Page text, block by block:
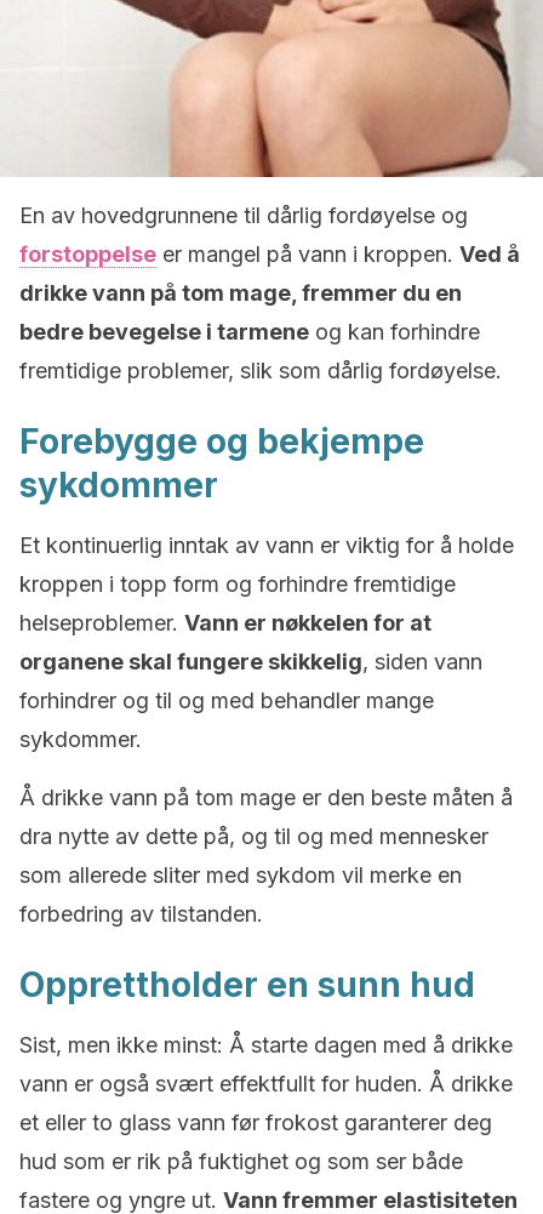
En av hovedgrunnene til dårlig fordøyelse og
forstoppelse er mangel på vann i kroppen. Ved å
drikke vann på tom mage, fremmer du en
bedre bevegelse i tarmene og kan forhindre
fremtidige problemer, slik som dårlig fordøyelse.
Forebygge og bekjempe
sykdommer
Et kontinuerlig inntak av vann er viktig for å holde
kroppen i topp form og forhindre fremtidige
helseproblemer. Vann er nøkkelen for at
organene skal fungere skikkelig, siden vann
forhindrer og til og med behandler mange
sykdommer.
Å drikke vann på tom mage er den beste måten å
dra nytte av dette på, og til og med mennesker
som allerede sliter med sykdom vil merke en
forbedring av tilstanden.
Opprettholder en sunn hud
Sist, men ikke minst: Å starte dagen med å drikke
vann er også svært effektfullt for huden. Å drikke
et eller to glass vann før frokost garanterer deg
hud som er rik på fuktighet og som ser både
fastere og yngre ut. Vann fremmer elastisiteten